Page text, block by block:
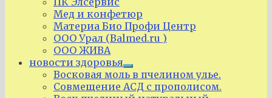
Мед и конфетюр
Материа Био Профи Центр
ООО Урал (Balmed.ru )
ООО ЖИВА
новости здоровья
Expand
child
menu
Восковая моль в пчелином улье.
Совмещение АСД с прополисом.